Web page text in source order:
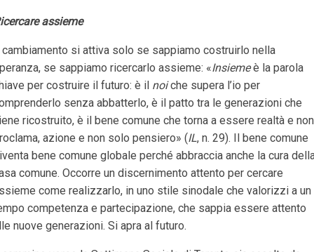
assieme
si attiva solo se sappiamo costruirlo nella
se sappiamo ricercarlo assieme: «Insiemeè la parola
per costruire il futuro: è il noiche supera l’io per
senza abbatterlo, è il patto tra le generazioni che
ricostruito, è il bene comune che torna a essere realtà e non
azione e non solo pensiero» (IL, n. 29). Il bene comune
bene comune globale perché abbraccia anche la cura
comune. Occorre un discernimento attento per cercare
come realizzarlo, in uno stile sinodale che valorizzi a un
competenza e partecipazione, che sappia essere attento
nuove generazioni. Si apra al futuro.